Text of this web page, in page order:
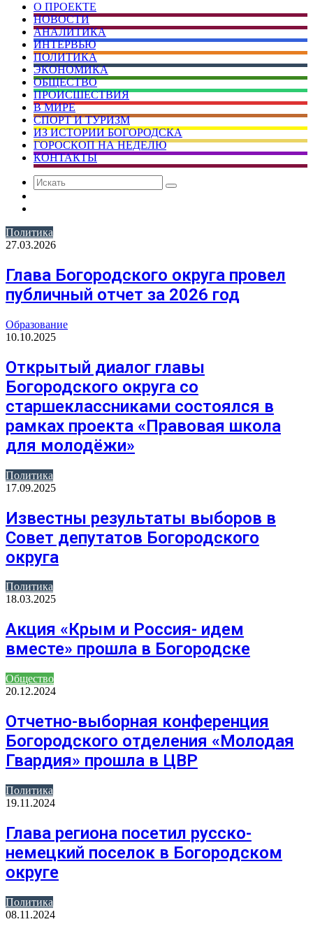
О ПРОЕКТЕ
НОВОСТИ
АНАЛИТИКА
ИНТЕРВЬЮ
ПОЛИТИКА
ЭКОНОМИКА
ОБЩЕСТВО
ПРОИСШЕСТВИЯ
В МИРЕ
СПОРТ И ТУРИЗМ
ИЗ ИСТОРИИ БОГОРОДСКА
ГОРОСКОП НА НЕДЕЛЮ
КОНТАКТЫ
Искать
Политика
27.03.2026
Глава Богородского округа провел
публичный отчет за 2026 год
Образование
10.10.2025
Открытый диалог главы
Богородского округа со
старшеклассниками состоялся в
рамках проекта «Правовая школа
для молодёжи»
Политика
17.09.2025
Известны результаты выборов в
Совет депутатов Богородского
округа
Политика
18.03.2025
Акция «Крым и Россия- идем
вместе» прошла в Богородске
Общество
20.12.2024
Отчетно-выборная конференция
Богородского отделения «Молодая
Гвардия» прошла в ЦВР
Политика
19.11.2024
Глава региона посетил русско-
немецкий поселок в Богородском
округе
Политика
08.11.2024